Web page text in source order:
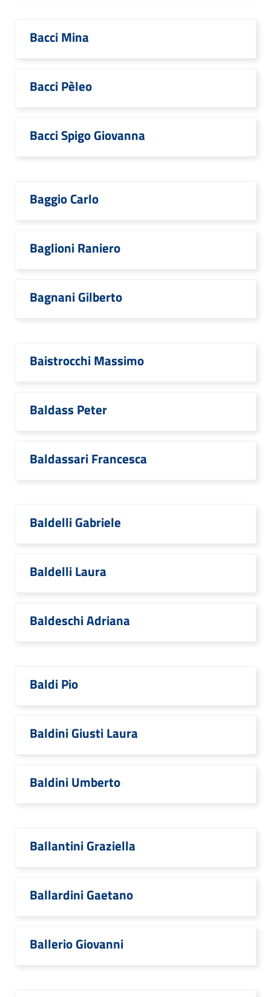
Bacci Mina
Bacci Pèleo
Bacci Spigo Giovanna
Baggio Carlo
Baglioni Raniero
Bagnani Gilberto
Baistrocchi Massimo
Baldass Peter
Baldassari Francesca
Baldelli Gabriele
Baldelli Laura
Baldeschi Adriana
Baldi Pio
Baldini Giusti Laura
Baldini Umberto
Ballantini Graziella
Ballardini Gaetano
Ballerio Giovanni